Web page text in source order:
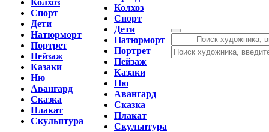
Колхоз
Спорт
Дети
Натюрморт
Портрет
Пейзаж
Казаки
Ню
Авангард
Сказка
Плакат
Скульптура
Колхоз
Спорт
Дети
Натюрморт
Портрет
Пейзаж
Казаки
Ню
Авангард
Сказка
Плакат
Скульптура